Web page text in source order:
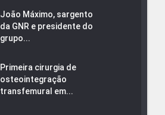
João Máximo, sargento
da GNR e presidente do
grupo...
Primeira cirurgia de
osteointegração
transfemural em...